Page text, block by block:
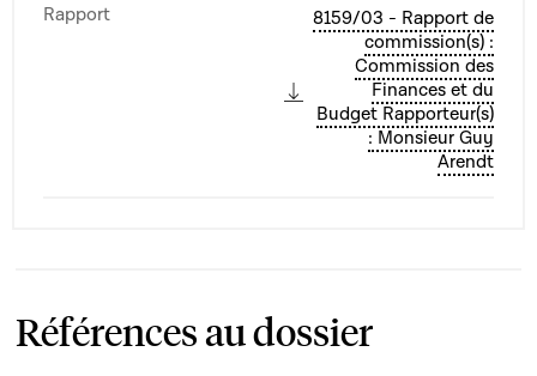
Rapport
8159/03 - Rapport de
commission(s) :
Commission des
Finances et du
Budget Rapporteur(s)
: Monsieur Guy
Arendt
Références au dossier